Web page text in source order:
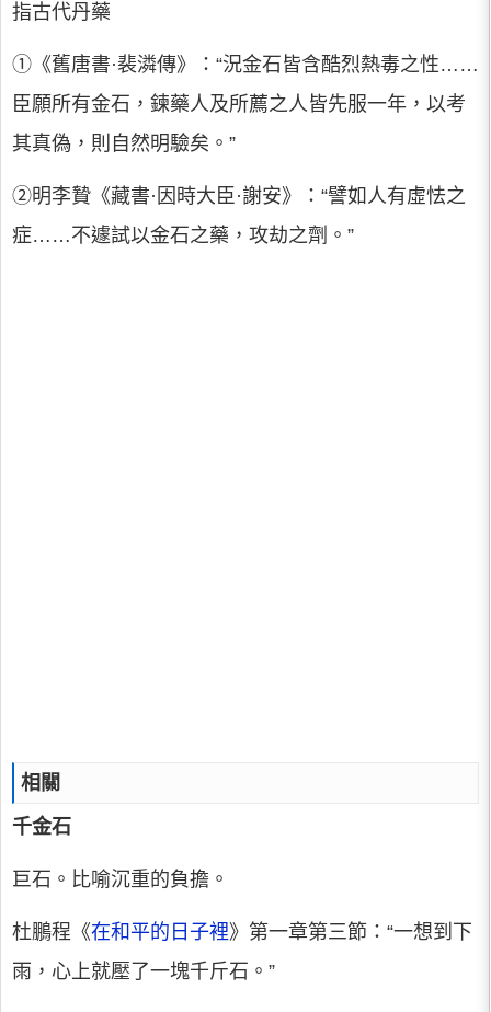
指古代丹藥
①《舊唐書·裴潾傳》：“況金石皆含酷烈熱毒之性……
臣願所有金石，鍊藥人及所薦之人皆先服一年，以考
其真偽，則自然明驗矣。”
②明李贄《藏書·因時大臣·謝安》：“譬如人有虛怯之
症……不遽試以金石之藥，攻劫之劑。”
相關
千金石
巨石。比喻沉重的負擔。
杜鵬程《在和平的日子裡》第一章第三節：“一想到下
雨，心上就壓了一塊千斤石。”